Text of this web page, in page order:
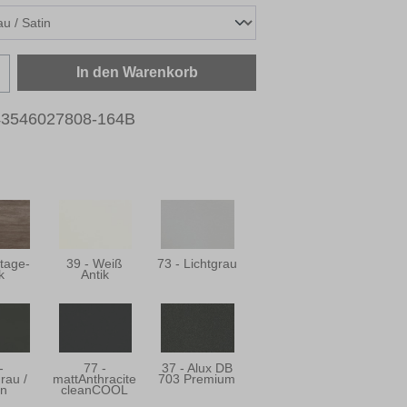
39 - Weiß
Antik
73 - Lichtgrau
/
77 -
mattAnthracite
cleanCOOL
37 - Alux DB
703 Premium
Gib den gewünschten Wert ein
In den Warenkorb
164B